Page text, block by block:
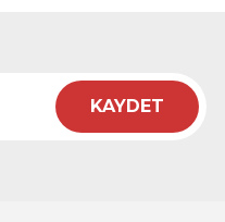
KAYDET